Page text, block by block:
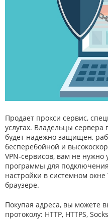
Продает прокси сервис,
услугах. Владельцы сервера
будет надежно защищен,
бесперебойной и
VPN-сервисов, вам не нужно
программы для
настройки в системном
браузере.
Покупая адреса, вы можете
протоколу: HTTP, HTTPS,